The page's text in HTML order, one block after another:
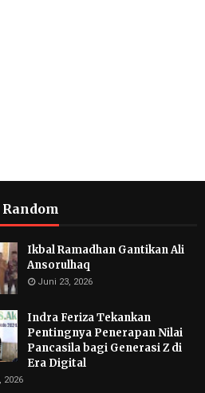
Ikbal Ramadhan Gantikan Ali
Ansorulhaq
Juni 23, 2026
Indra Feriza Tekankan
Pentingnya Penerapan Nilai
Pancasila bagi Generasi Z di
Era Digital
2026